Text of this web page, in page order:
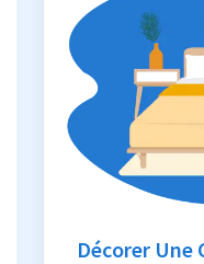
Décorer Une